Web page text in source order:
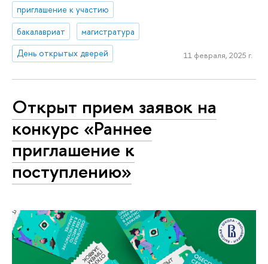
приглашение к участию
бакалавриат
магистратура
День открытых дверей
11 февраля, 2025 г.
Открыт прием заявок на
конкурс «Раннее
приглашение к
поступлению»